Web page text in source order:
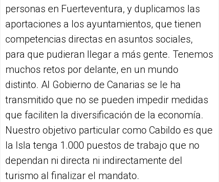
personas en Fuerteventura, y duplicamos las
aportaciones a los ayuntamientos, que tienen
competencias directas en asuntos sociales,
para que pudieran llegar a más gente. Tenemos
muchos retos por delante, en un mundo
distinto. Al Gobierno de Canarias se le ha
transmitido que no se pueden impedir medidas
que faciliten la diversificación de la economía.
Nuestro objetivo particular como Cabildo es que
la Isla tenga 1.000 puestos de trabajo que no
dependan ni directa ni indirectamente del
turismo al finalizar el mandato.